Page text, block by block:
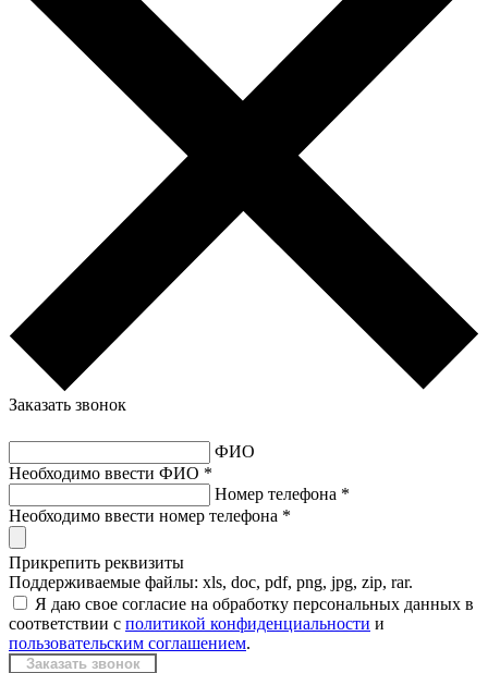
Заказать звонок
ФИО
Необходимо ввести ФИО *
Номер телефона *
Необходимо ввести номер телефона *
Прикрепить реквизиты
Поддерживаемые файлы: xls, doc, pdf, png, jpg, zip, rar.
Я даю свое согласие на обработку персональных данных в
соответствии с политикой конфиденциальности и
пользовательским соглашением.